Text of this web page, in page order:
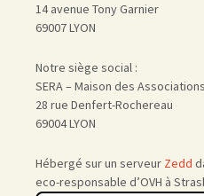
14 avenue Tony Garnier
69007 LYON
Notre siège social :
SERA – Maison des
28 rue Denfert-Rochereau
69004 LYON
Hébergé sur un serveur Zedd
eco-responsable d’OVH à